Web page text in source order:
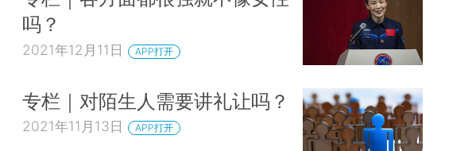
吗？
2021年12月11日 APP打开
专栏｜对陌生人需要讲礼让吗？
2021年11月13日 APP打开